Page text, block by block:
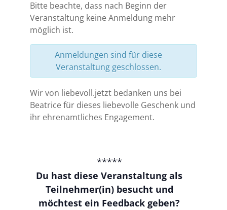
Bitte beachte, dass nach Beginn der
Veranstaltung keine Anmeldung mehr
möglich ist.
Anmeldungen sind für diese
Veranstaltung geschlossen.
Wir von liebevoll.jetzt bedanken uns bei
Beatrice für dieses liebevolle Geschenk und
ihr ehrenamtliches Engagement.
*****
Du hast diese Veranstaltung als
Teilnehmer(in) besucht und
möchtest ein Feedback geben?